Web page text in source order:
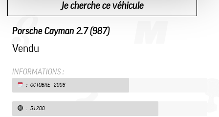
Je cherche ce véhicule
Porsche Cayman 2.7 (987)
Vendu
INFORMATIONS :
: OCTOBRE 2008
: 51200